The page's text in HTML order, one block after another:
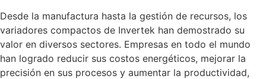
Desde la manufactura hasta la gestión de recursos, los
variadores compactos de Invertek han demostrado su
valor en diversos sectores. Empresas en todo el mundo
han logrado reducir sus costos energéticos, mejorar la
precisión en sus procesos y aumentar la productividad,